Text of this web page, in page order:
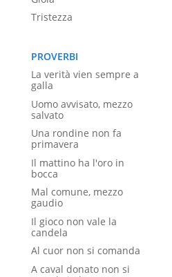
Tristezza
PROVERBI
La verità vien sempre a
galla
Uomo avvisato, mezzo
salvato
Una rondine non fa
primavera
Il mattino ha l'oro in
bocca
Mal comune, mezzo
gaudio
Il gioco non vale la
candela
Al cuor non si comanda
A caval donato non si